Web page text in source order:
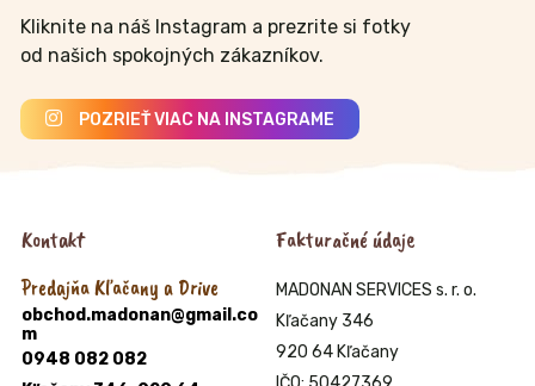
Kliknite na náš Instagram a prezrite si fotky
od našich spokojných zákazníkov.
POZRIEŤ VIAC NA INSTAGRAME
Kontakt
Predajňa Kľačany a Drive
obchod.madonan@gmail.co
m
0948 082 082
Fakturačné údaje
MADONAN SERVICES s. r. o.
Kľačany 346
920 64 Kľačany